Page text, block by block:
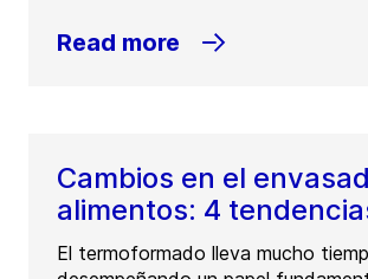
Read more
Cambios en el
alimentos: 4
El termoformado lleva mucho